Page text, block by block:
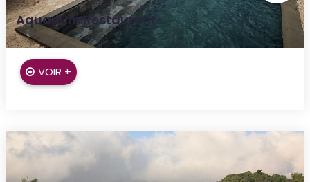
Aquarium Restaurant
Le Marigot
VOIR +